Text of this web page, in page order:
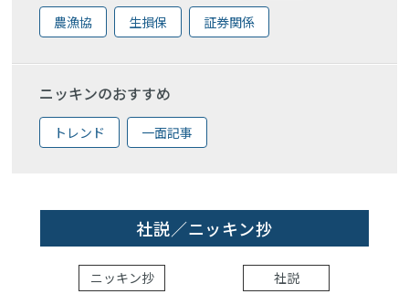
農漁協 生損保 証券関係
ニッキンのおすすめ
トレンド 一面記事
社説／ニッキン抄
ニッキン抄 社説